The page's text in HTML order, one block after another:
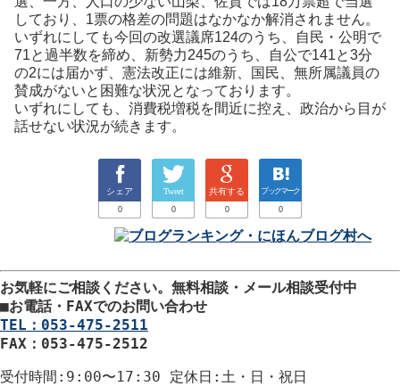
しており、1票の格差の問題はなかなか解消されません。
いずれにしても今回の改選議席124のうち、自民・公明で
71と過半数を締め、新勢力245のうち、自公で141と3分
の2には届かず、憲法改正には維新、国民、無所属議員の
賛成がないと困難な状況となっております。
いずれにしても、消費税増税を間近に控え、政治から目が
話せない状況が続きます。
シェア
0
Tweet
0
共有する
0
ブックマーク
0
お気軽にご相談ください。 無料相談・メール相談受付中
■お電話・FAXでのお問い合わせ
TEL：053-475-2511
FAX：053-475-2512
受付時間 :9:00〜17:30 定休日 :土・日・祝日